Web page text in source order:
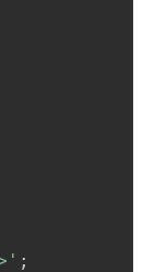
;